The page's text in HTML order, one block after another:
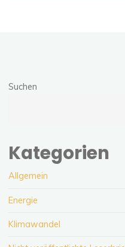
Suchen
Kategorien
Allgemein
Energie
Klimawandel